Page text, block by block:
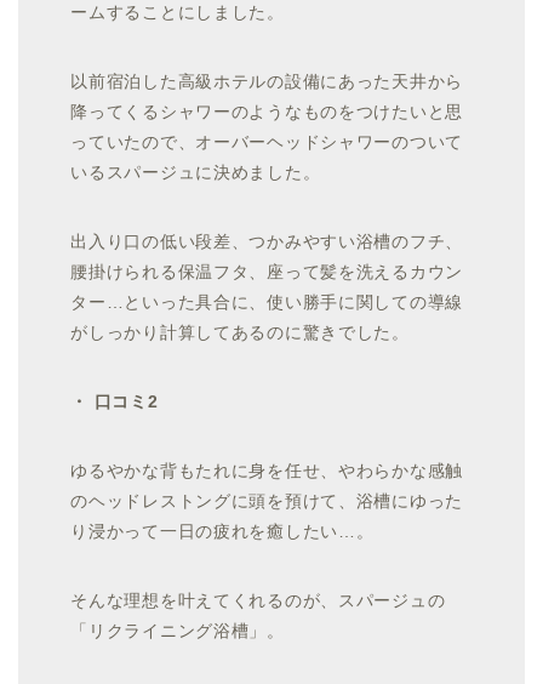
ームすることにしました。
以前宿泊した高級ホテルの設備にあった天井から
降ってくるシャワーのようなものをつけたいと思
っていたので、オーバーヘッドシャワーのついて
いるスパージュに決めました。
出入り口の低い段差、つかみやすい浴槽のフチ、
腰掛けられる保温フタ、座って髪を洗えるカウン
ター…といった具合に、使い勝手に関しての導線
がしっかり計算してあるのに驚きでした。
・ 口コミ2
ゆるやかな背もたれに身を任せ、やわらかな感触
のヘッドレストングに頭を預けて、浴槽にゆった
り浸かって一日の疲れを癒したい…。
そんな理想を叶えてくれるのが、スパージュの
「リクライニング浴槽」。